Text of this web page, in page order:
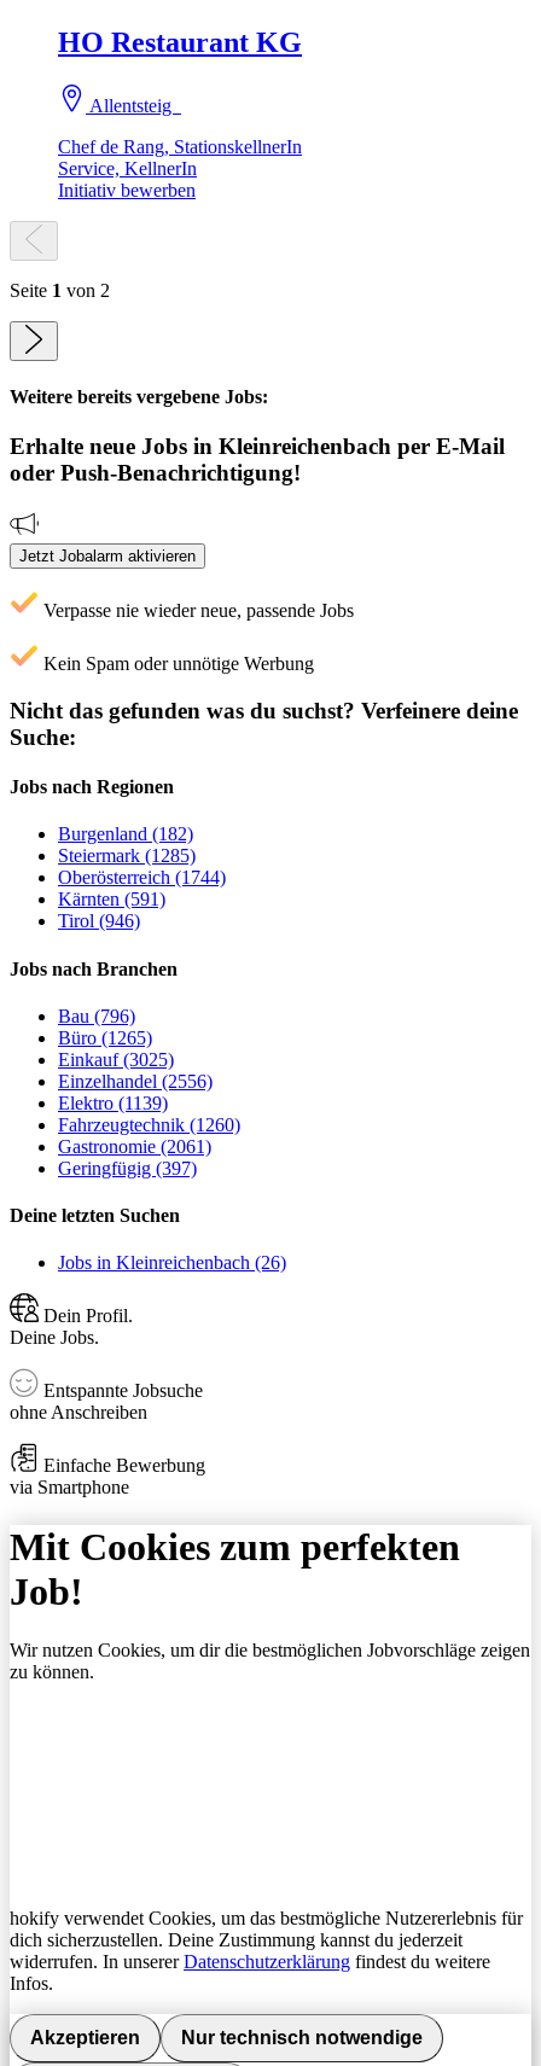
HO Restaurant KG
Allentsteig
Chef de Rang, StationskellnerIn
Service, KellnerIn
Initiativ bewerben
Seite 1 von 2
Weitere bereits vergebene Jobs:
Erhalte neue Jobs in Kleinreichenbach per E-Mail
oder Push-Benachrichtigung!
Jetzt Jobalarm aktivieren
Verpasse nie wieder neue, passende Jobs
Kein Spam oder unnötige Werbung
Nicht das gefunden was du suchst? Verfeinere deine
Suche:
Jobs nach Regionen
Burgenland (182)
Steiermark (1285)
Oberösterreich (1744)
Kärnten (591)
Tirol (946)
Jobs nach Branchen
Bau (796)
Büro (1265)
Einkauf (3025)
Einzelhandel (2556)
Elektro (1139)
Fahrzeugtechnik (1260)
Gastronomie (2061)
Geringfügig (397)
Deine letzten Suchen
Jobs in Kleinreichenbach (26)
Dein Profil.
Deine Jobs.
Entspannte Jobsuche
ohne Anschreiben
Einfache Bewerbung
via Smartphone
Mit Cookies zum perfekten
Job!
Wir nutzen Cookies, um dir die bestmöglichen Jobvorschläge zeigen
zu können.
hokify verwendet Cookies, um das bestmögliche Nutzererlebnis für
dich sicherzustellen. Deine Zustimmung kannst du jederzeit
widerrufen. In unsererDatenschutzerklärung findest du weitere
Infos.
Akzeptieren Nur technisch notwendige